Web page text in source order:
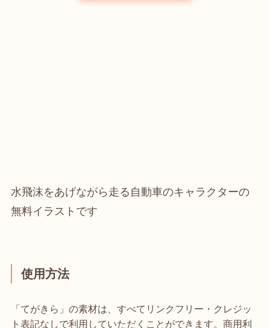
水飛沫をあげながら走る自動車のキャラクターの
無料イラストです
使用方法
「てがきら」の素材は、すべてリンクフリー・クレジッ
ト表記なしで利用していただくことができます。商用利